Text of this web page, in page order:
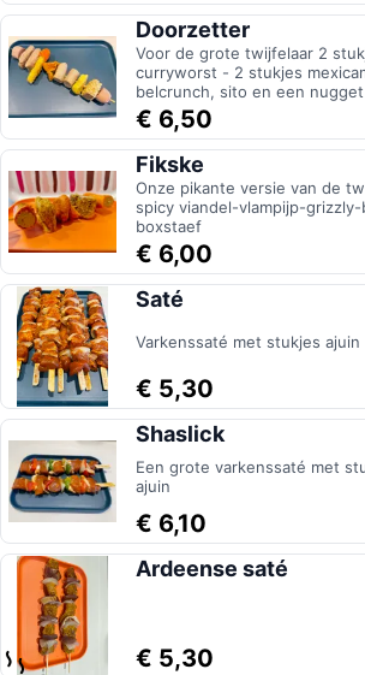
Doorzetter
Voor de grote twijfelaar 2
curryworst - 2 stukjes
belcrunch, sito en een
€ 6,50
Fikske
Onze pikante versie van de
spicy viandel-vlampijp-
boxstaef
€ 6,00
Saté
Varkenssaté met stukjes ajuin
€ 5,30
Shaslick
Een grote varkenssaté met
ajuin
€ 6,10
Ardeense saté
€ 5,30